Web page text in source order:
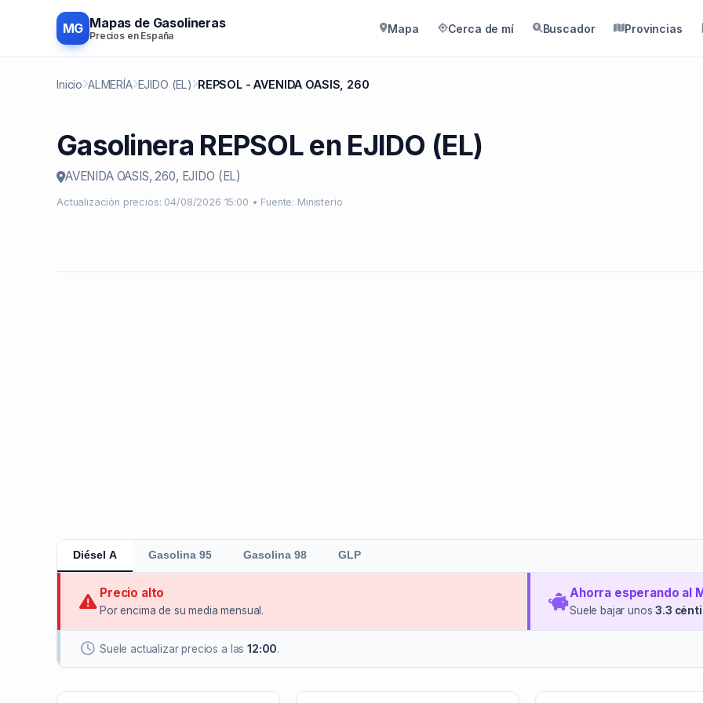
MG Mapas de Gasolineras
Precios en España
Mapa Cerca de mí Buscador Provincias
Inicio ALMERÍA EJIDO (EL) REPSOL - AVENIDA OASIS, 260
Gasolinera REPSOL en EJIDO (EL)
AVENIDA OASIS, 260, EJIDO (EL)
Actualización precios: 04/08/2026 15:00 • Fuente: Ministerio
Diésel A Gasolina 95 Gasolina 98 GLP
Precio alto
Por encima de su media mensual.
Ahorra esperando al
Suele bajar unos3.3
Suele actualizar precios a las12:00.